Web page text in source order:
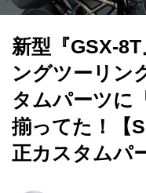
新型『GSX-
ングツーリン
タムパーツに
揃ってた！【
正カスタムパ